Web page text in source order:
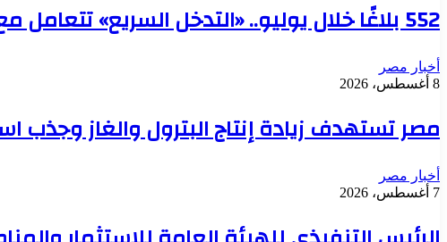
552 بلاغًا خلال يوليو.. «التدخل السريع» تتعامل مع حالات بلا مأوى في 6 محافظات
أخبار مصر
8 أغسطس، 2026
مصر تستهدف زيادة إنتاج البترول والغاز وجذب
أخبار مصر
7 أغسطس، 2026